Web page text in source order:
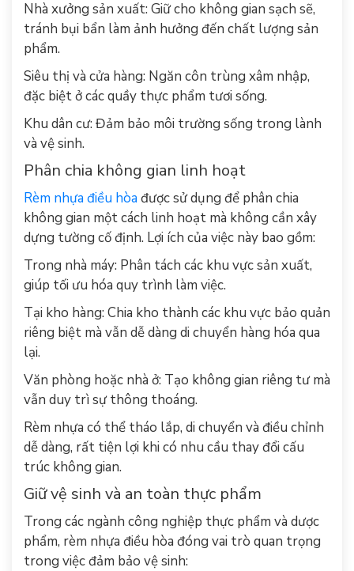
Nhà xưởng sản xuất: Giữ cho không gian sạch sẽ,
tránh bụi bẩn làm ảnh hưởng đến chất lượng sản
phẩm.
Siêu thị và cửa hàng: Ngăn côn trùng xâm nhập,
đặc biệt ở các quầy thực phẩm tươi sống.
Khu dân cư: Đảm bảo môi trường sống trong lành
và vệ sinh.
Phân chia không gian linh hoạt
Rèm nhựa điều hòađược sử dụng để phân chia
không gian một cách linh hoạt mà không cần xây
dựng tường cố định. Lợi ích của việc này bao gồm:
Trong nhà máy: Phân tách các khu vực sản xuất,
giúp tối ưu hóa quy trình làm việc.
Tại kho hàng: Chia kho thành các khu vực bảo quản
riêng biệt mà vẫn dễ dàng di chuyển hàng hóa qua
lại.
Văn phòng hoặc nhà ở: Tạo không gian riêng tư mà
vẫn duy trì sự thông thoáng.
Rèm nhựa có thể tháo lắp, di chuyển và điều chỉnh
dễ dàng, rất tiện lợi khi có nhu cầu thay đổi cấu
trúc không gian.
Giữ vệ sinh và an toàn thực phẩm
Trong các ngành công nghiệp thực phẩm và dược
phẩm, rèm nhựa điều hòa đóng vai trò quan trọng
trong việc đảm bảo vệ sinh: